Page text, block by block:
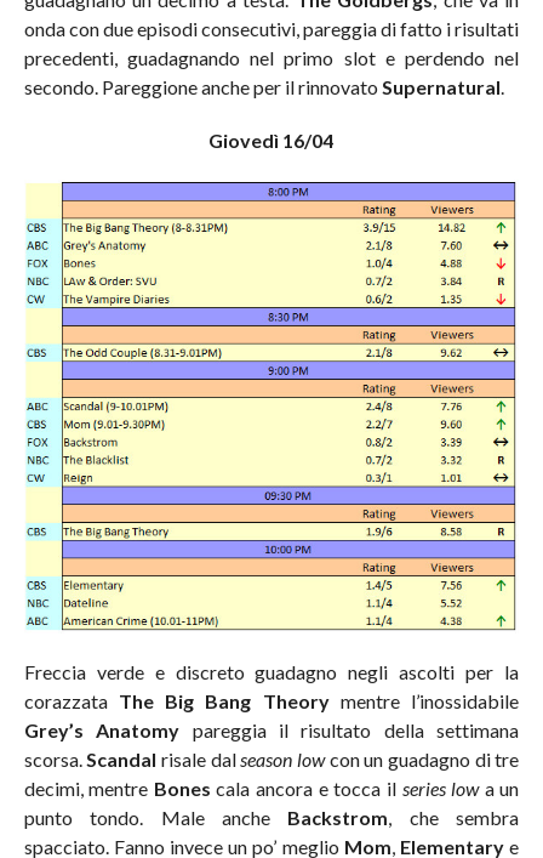
onda con due episodi consecutivi, pareggia di fatto i risultati
precedenti, guadagnando nel primo slot e perdendo nel
secondo. Pareggione anche per il rinnovato Supernatural
Giovedì 16/04
Freccia verde e discreto guadagno negli ascolti per la
corazzata The Big Bang Theorymentre l’inossidabile
Grey’s Anatomy pareggia il risultato della settimana
scorsa.Scandal risale dalseason lowcon un guadagno di tre
decimi, mentre Bones cala ancora e tocca il series lowa un
punto tondo. Male anche Backstrom, che sembra
spacciato. Fanno invece un po’ meglio Mom, Elementary e